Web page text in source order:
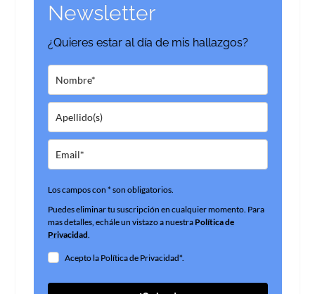
Newsletter
¿Quieres estar al día de mis hallazgos?
Los campos con * son obligatorios.
Puedes eliminar tu suscripción en cualquier momento. Para
mas detalles, echále un vistazo a nuestraPolítica de
Privacidad.
Acepto la Política de Privacidad*.